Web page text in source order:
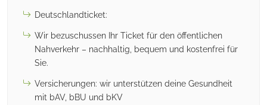
Deutschlandticket:
Wir bezuschussen Ihr Ticket für den öffentlichen
Nahverkehr – nachhaltig, bequem und kostenfrei für
Sie.
Versicherungen: wir unterstützen deine Gesundheit
mit bAV, bBU und bKV